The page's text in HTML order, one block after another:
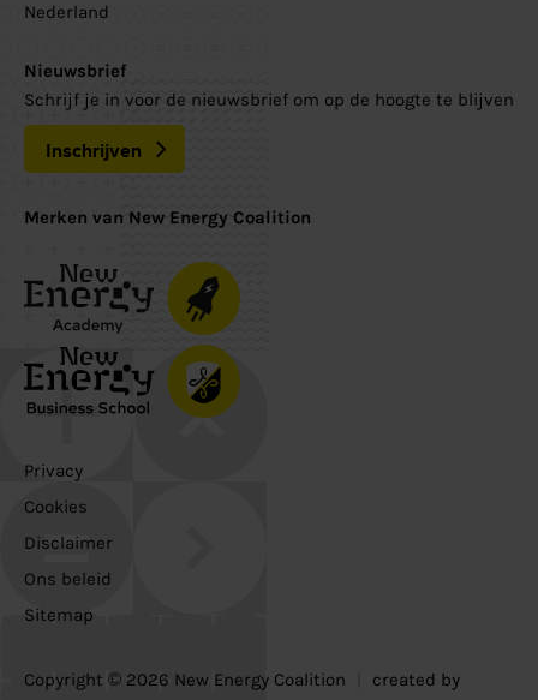
Nederland
Nieuwsbrief
Schrijf je in voor de nieuwsbrief om op de hoogte te blijven
Inschrijven
Merken van New Energy Coalition
Copyright © 2026 New Energy Coalition
created by
Privacy
Cookies
Disclaimer
Ons beleid
Sitemap